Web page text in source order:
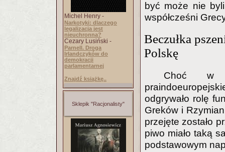
Michel Henry -
Narkotyki: dlaczego
legalizacja jest
nieuchronna?
Cezary Lusiński -
Parnell. Droga
Irlandczyków do
demokracji
parlamentarnej
Znajdź książkę..
Sklepik "Racjonalisty"
być może nie
współcześni
Beczułka
Polskę
Choć w
odgrywało rolę
Greków i
przejęte zostało
piwo miało taką
podstawowym